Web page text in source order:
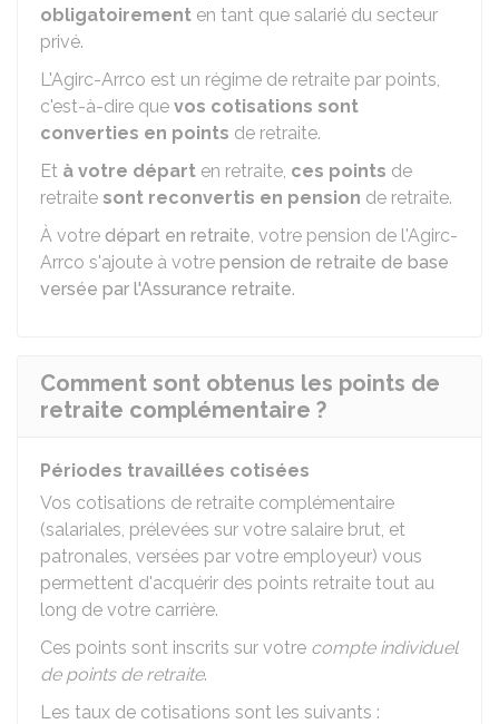
obligatoirement en tant que salarié du secteur
privé.
L'Agirc-Arrco est un régime de retraite par points,
c'est-à-dire que vos cotisations sont
converties en points de retraite.
Et à votre départ en retraite, ces points de
retraite sont reconvertis en pension de retraite.
À votre départ en retraite, votre pension de l'Agirc-
Arrco s'ajoute à votre pension de retraite de base
versée par l'Assurance retraite.
Comment sont obtenus les points de
retraite complémentaire ?
Périodes travaillées cotisées
Vos cotisations de retraite complémentaire
(salariales, prélevées sur votre salaire brut, et
patronales, versées par votre employeur) vous
permettent d'acquérir des points retraite tout au
long de votre carrière.
Ces points sont inscrits sur votre compte individuel
de points de retraite.
Les taux de cotisations sont les suivants :